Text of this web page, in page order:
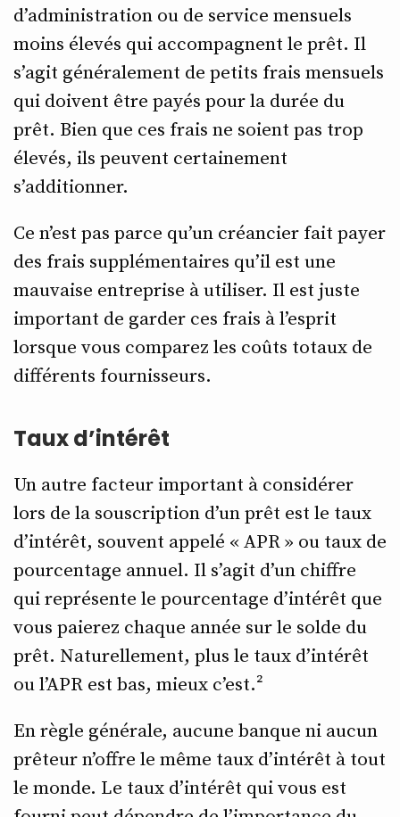
d’administration ou de service mensuels
moins élevés qui accompagnent le prêt. Il
s’agit généralement de petits frais mensuels
qui doivent être payés pour la durée du
prêt. Bien que ces frais ne soient pas trop
élevés, ils peuvent certainement
s’additionner.
Ce n’est pas parce qu’un créancier fait payer
des frais supplémentaires qu’il est une
mauvaise entreprise à utiliser. Il est juste
important de garder ces frais à l’esprit
lorsque vous comparez les coûts totaux de
différents fournisseurs.
Taux d’intérêt
Un autre facteur important à considérer
lors de la souscription d’un prêt est le taux
d’intérêt, souvent appelé « APR » ou taux de
pourcentage annuel. Il s’agit d’un chiffre
qui représente le pourcentage d’intérêt que
vous paierez chaque année sur le solde du
prêt. Naturellement, plus le taux d’intérêt
ou l’APR est bas, mieux c’est.²
En règle générale, aucune banque ni aucun
prêteur n’offre le même taux d’intérêt à tout
le monde. Le taux d’intérêt qui vous est